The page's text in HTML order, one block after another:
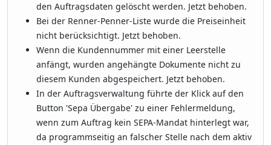
den Auftragsdaten gelöscht werden. Jetzt behoben.
Bei der Renner-Penner-Liste wurde die Preiseinheit
nicht berücksichtigt. Jetzt behoben.
Wenn die Kundennummer mit einer Leerstelle
anfängt, wurden angehängte Dokumente nicht zu
diesem Kunden abgespeichert. Jetzt behoben.
In der Auftragsverwaltung führte der Klick auf den
Button 'Sepa Übergabe' zu einer Fehlermeldung,
wenn zum Auftrag kein SEPA-Mandat hinterlegt war,
da programmseitig an falscher Stelle nach dem aktiv